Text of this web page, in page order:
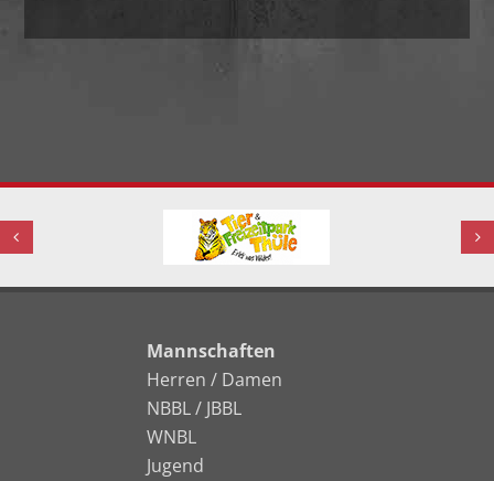
Mannschaften
Herren / Damen
NBBL / JBBL
WNBL
Jugend